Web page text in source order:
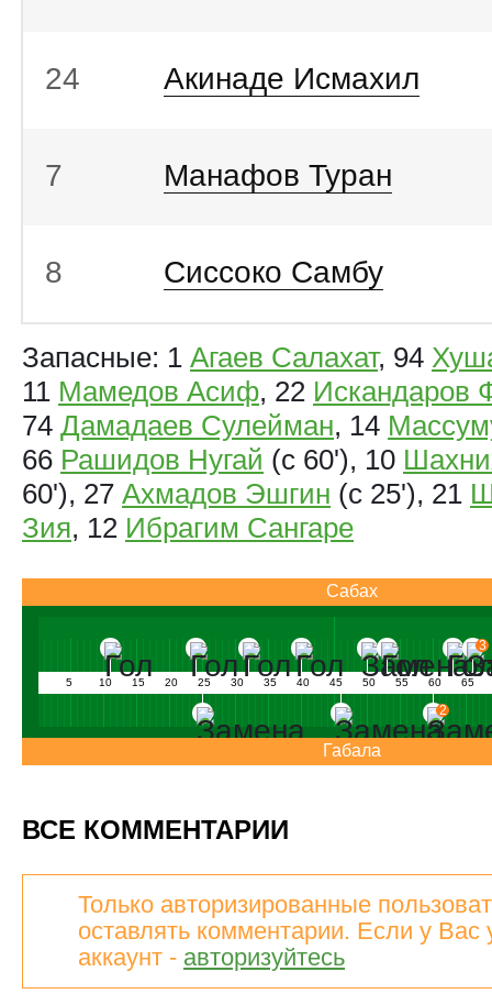
24 Акинаде Исмахил
7 Манафов Туран
8 Сиссоко Самбу
Запасные: 1 Агаев Салахат, 94
11 Мамедов Асиф, 22 Искандаров
74 Дамадаев Сулейман, 14
66 Рашидов Нугай (с 60'), 10
60'), 27 Ахмадов Эшгин (с 25'), 21
Зия, 12 Ибрагим Сангаре
Сабах
5 10 15 20 25 30 35 40 45 50 55 60 65
3
2
Габала
ВСЕ КОММЕНТАРИИ
Только авторизированные
оставлять комментарии. Если у Вас
аккаунт - авторизуйтесь